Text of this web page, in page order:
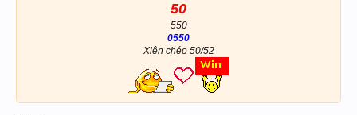
50
550
0550
Xiên chéo 50/52